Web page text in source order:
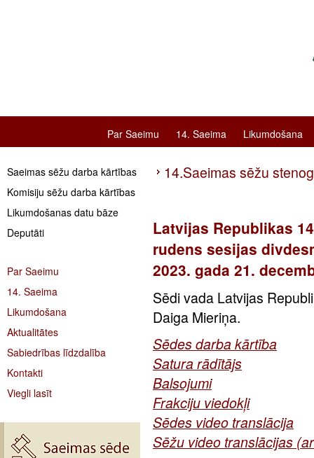
Par Saeimu 14. Saeima Likumdošana
Saeimas sēžu darba kārtības
Komisiju sēžu darba kārtības
Likumdošanas datu bāze
Deputāti
Par Saeimu
14. Saeima
Likumdošana
Aktualitātes
Sabiedrības līdzdalība
Kontakti
Viegli lasīt
14.Saeimas sēžu
Latvijas Republikas
rudens sesijas
2023. gada 21.
Sēdi vada Latvijas
Daiga Mieriņa.
Sēdes darba kārtība
Satura rādītājs
Balsojumi
Frakciju viedokļi
Sēdes video translācija
Sēžu video translācijas